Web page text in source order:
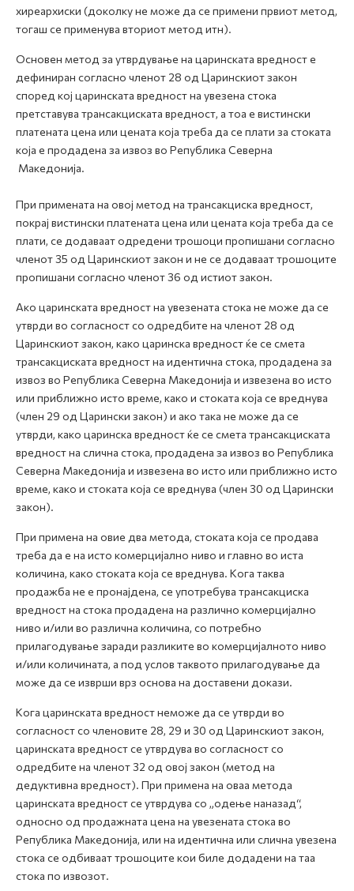
хиреархиски (доколку не може да се примени првиот метод,
тогаш се применува вториот метод итн).
Основен метод за утврдување на царинската вредност е
дефиниран согласно членот 28 од Царинскиот закон
според кој царинската вредност на увезена стока
претставува трансакциската вредност, а тоа е вистински
платената цена или цената која треба да се плати за стоката
која е продадена за извоз во Република Северна
Македонија.
При примената на овој метод на трансакциска вредност,
покрај вистински платената цена или цената која треба да се
плати, се додаваат одредени трошоци пропишани согласно
членот 35 од Царинскиот закон и не се додаваат трошоците
пропишани согласно членот 36 од истиот закон.
Ако царинската вредност на увезената стока не може да се
утврди во согласност со одредбите на членот 28 од
Царинскиот закон, како царинска вредност ќе се смета
трансакциската вредност на идентична стока, продадена за
извоз во Република Северна Македонија и извезена во исто
или приближно исто време, како и стоката која се вреднува
(член 29 од Царински закон) и ако така не може да се
утврди, како царинска вредност ќе се смета трансакциската
вредност на слична стока, продадена за извоз во Република
Северна Македонија и извезена во исто или приближно исто
време, како и стоката која се вреднува (член 30 од Царински
закон).
При примена на овие два метода, стоката која се продава
треба да е на исто комерцијално ниво и главно во иста
количина, како стоката која се вреднува. Кога таква
продажба не е пронајдена, се употребува трансакциска
вредност на стока продадена на различно комерцијално
ниво и/или во различна количина, со потребно
прилагодување заради разликите во комерцијалното ниво
и/или количината, а под услов таквото прилагодување да
може да се изврши врз основа на доставени докази.
Кога царинската вредност неможе да се утврди во
согласност со членовите 28, 29 и 30 од Царинскиот закон,
царинската вредност се утврдува во согласност со
одредбите на членот 32 од овој закон (метод на
дедуктивна вредност). При примена на оваа метода
царинската вредност се утврдува со „одење наназад“,
односно од продажната цена на увезената стока во
Република Македонија, или на идентична или слична увезена
стока се одбиваат трошоците кои биле додадени на таа
стока по извозот.